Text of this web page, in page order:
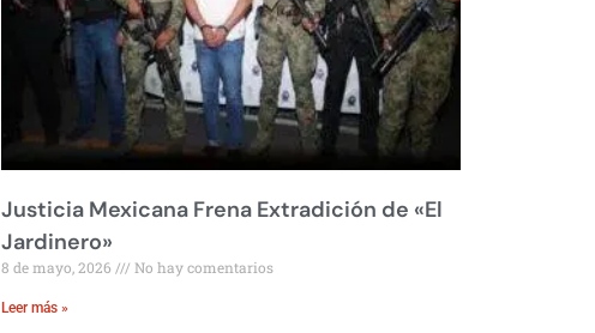
Justicia Mexicana Frena Extradición de «El
Jardinero»
8 de mayo, 2026 No hay comentarios
Leer más »